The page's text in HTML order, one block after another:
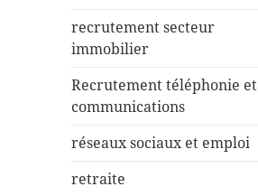
recrutement secteur
immobilier
Recrutement téléphonie et
communications
réseaux sociaux et emploi
retraite